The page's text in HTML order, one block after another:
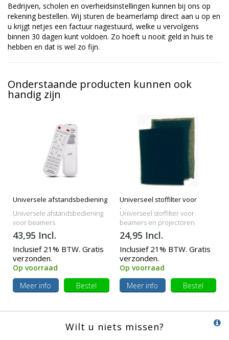
Bedrijven, scholen en overheidsinstellingen kunnen bij ons op
rekening bestellen. Wij sturen de beamerlamp direct aan u op en
u krijgt netjes een factuur nagestuurd, welke u vervolgens
binnen 30 dagen kunt voldoen. Zo hoeft u nooit geld in huis te
hebben en dat is wel zo fijn.
Onderstaande producten kunnen ook
handig zijn
Universele afstandsbediening
Universele afstandsbediening
voor beamers
43,95 Incl.
Inclusief 21% BTW. Gratis
verzonden.
Op voorraad
Meer info
Bestel
Universeel stoffilter voor
beamers
Universeel stoffilter voor
beamers en projectoren
24,95 Incl.
Inclusief 21% BTW. Gratis
verzonden.
Op voorraad
Meer info
Bestel
Wilt u niets missen?